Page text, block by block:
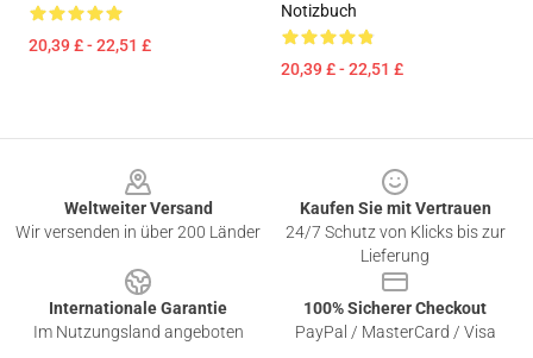
20,39 £ - 22,51 £
Notizbuch
20,39 £ - 22,51 £
Weltweiter Versand
Wir versenden in über 200 Länder
Kaufen Sie mit Vertrauen
24/7 Schutz von Klicks bis zur
Lieferung
Internationale Garantie
Im Nutzungsland angeboten
100% Sicherer Checkout
PayPal / MasterCard / Visa